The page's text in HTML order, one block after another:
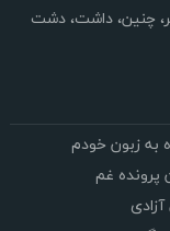
بر، چنین، داشت، دشت
به زبون خودم
پرونده غم